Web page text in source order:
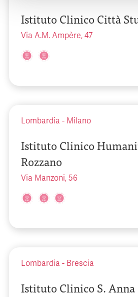
Istituto Clinico Città
Via A.M. Ampère, 47
Lombardia - Milano
Istituto Clinico
Rozzano
Via Manzoni, 56
Lombardia - Brescia
Istituto Clinico S. Anna